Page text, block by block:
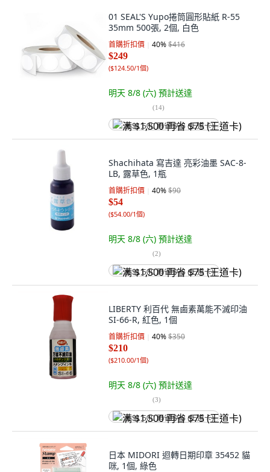
01 SEAL'S Yupo捲筒圓形貼紙 R-55
35mm 500張, 2個, 白色
首購折扣價 40%$416
$249
($124.50/1個)
明天 8/8 (六) 預計送達
(14)
满 $1,500 再省 $75 (王道卡)
Shachihata 寫吉達 亮彩油墨 SAC-8-
LB, 露草色, 1瓶
首購折扣價 40%$90
$54
($54.00/1個)
明天 8/8 (六) 預計送達
(2)
满 $1,500 再省 $75 (王道卡)
LIBERTY 利百代 無鹵素萬能不滅印油
SI-66-R, 紅色, 1個
首購折扣價 40%$350
$210
($210.00/1個)
明天 8/8 (六) 預計送達
(3)
满 $1,500 再省 $75 (王道卡)
日本 MIDORI 迴轉日期印章 35452 貓
咪, 1個, 綠色